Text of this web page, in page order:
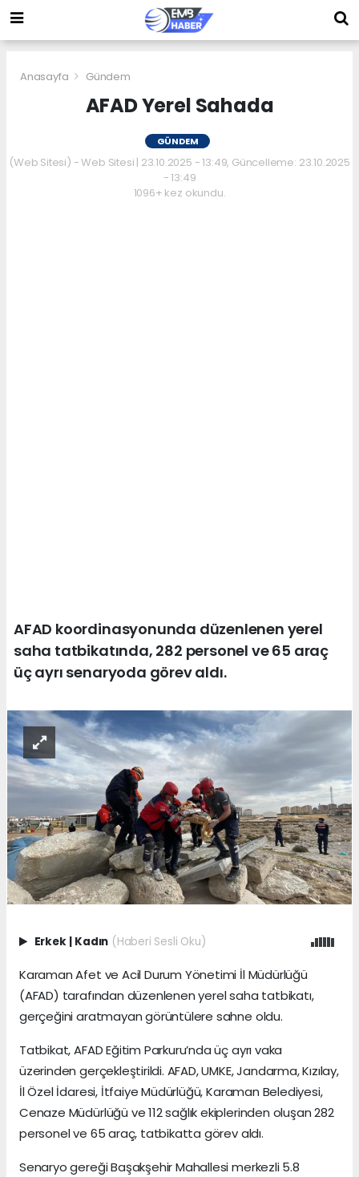
Anasayfa Gündem
AFAD Yerel Sahada
GÜNDEM
(Web Sitesi) - Web Sitesi | 23.10.2025 - 13:49, Güncelleme: 23.10.2025
- 13:49
1096+ kez okundu.
AFAD koordinasyonunda düzenlenen yerel
saha tatbikatında, 282 personel ve 65 araç
üç ayrı senaryoda görev aldı.
Erkek Kadın (Haberi Sesli Oku)
Karaman Afet ve Acil Durum Yönetimi İl Müdürlüğü
(AFAD) tarafından düzenlenen yerel saha tatbikatı,
gerçeğini aratmayan görüntülere sahne oldu.
Tatbikat, AFAD Eğitim Parkuru’nda üç ayrı vaka
üzerinden gerçekleştirildi. AFAD, UMKE, Jandarma, Kızılay,
İl Özel İdaresi, İtfaiye Müdürlüğü, Karaman Belediyesi,
Cenaze Müdürlüğü ve 112 sağlık ekiplerinden oluşan 282
personel ve 65 araç, tatbikatta görev aldı.
Senaryo gereği Başakşehir Mahallesi merkezli 5.8